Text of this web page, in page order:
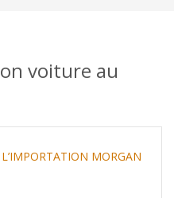
voiture au
MORGAN